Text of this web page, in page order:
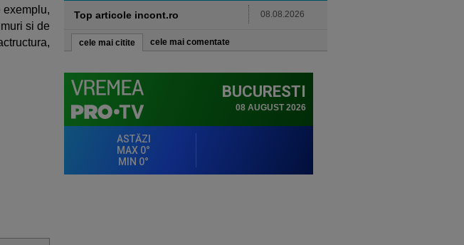
exemplu,
si de
Top articole incont.ro 08.08.2026
cele mai citite cele mai comentate